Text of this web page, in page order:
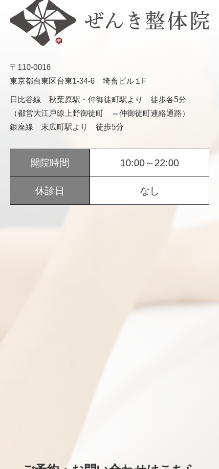
〒110-0016
東京都台東区台東1-34-6 埼畜ビル１F
日比谷線 秋葉原駅・仲御徒町駅より 徒歩各5分
（都営大江戸線上野御徒町 ⇔仲御徒町連絡通路）
銀座線 末広町駅より 徒歩5分
開院時間 10:00～22:00
休診日 なし